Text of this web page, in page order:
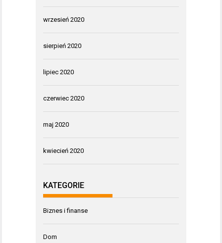
wrzesień 2020
sierpień 2020
lipiec 2020
czerwiec 2020
maj 2020
kwiecień 2020
KATEGORIE
Biznes i finanse
Dom